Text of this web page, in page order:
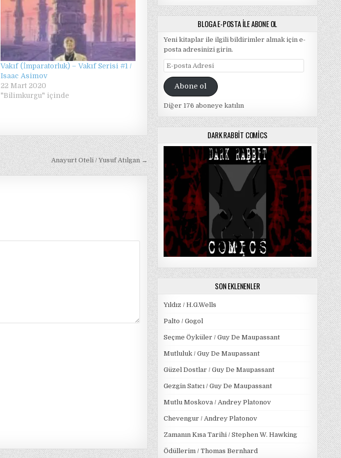
Vakıf (İmparatorluk) – Vakıf Serisi #1 /
Isaac Asimov
22 Mart 2020
"Bilimkurgu" içinde
Anayurt Oteli / Yusuf Atılgan →
BLOGA E-POSTA ILE ABONE OL
Yeni kitaplar ile ilgili bildirimler almak için e-
posta adresinizi girin.
E-
posta
AdresiAbone ol
Diğer 176 aboneye katılın
DARK RABBIT COMICS
SON EKLENENLER
Yıldız / H.G.Wells
Palto / Gogol
Seçme Öyküler / Guy De Maupassant
Mutluluk / Guy De Maupassant
Güzel Dostlar / Guy De Maupassant
Gezgin Satıcı / Guy De Maupassant
Mutlu Moskova / Andrey Platonov
Chevengur / Andrey Platonov
Zamanın Kısa Tarihi / Stephen W. Hawking
Ödüllerim / Thomas Bernhard